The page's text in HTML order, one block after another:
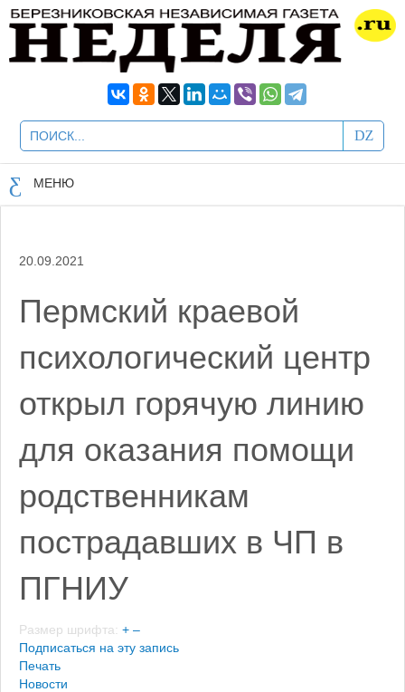
МЕНЮ
20.09.2021
Пермский краевой
психологический центр
открыл горячую линию
для оказания помощи
родственникам
пострадавших в ЧП в
ПГНИУ
Размер шрифта: + –
Подписаться на эту запись
Печать
Новости